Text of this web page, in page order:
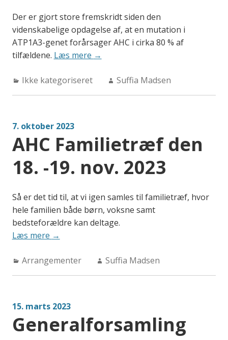
Der er gjort store fremskridt siden den
videnskabelige opdagelse af, at en mutation i
ATP1A3-genet forårsager AHC i cirka 80 % af
tilfældene. Læs mere “Forskning
donationer”
→
Categories:
Ikke kategoriseret Author:
Suffia Madsen
7. oktober 2023
AHC Familietræf den
18. -19. nov. 2023
Så er det tid til, at vi igen samles til familietræf, hvor
hele familien både børn, voksne samt
bedsteforældre kan deltage.
Læs mere “AHC
den
18.
2023”
→
Categories:
Arrangementer Author:
Suffia Madsen
15. marts 2023
Generalforsamling